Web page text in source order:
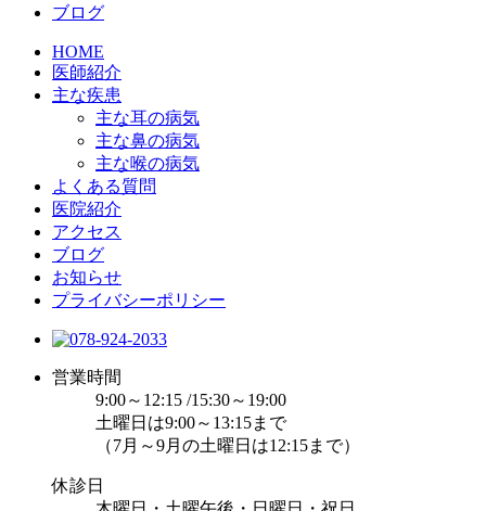
ブログ
HOME
医師紹介
主な疾患
主な耳の病気
主な鼻の病気
主な喉の病気
よくある質問
医院紹介
アクセス
ブログ
お知らせ
プライバシーポリシー
営業時間
9:00～12:15 /15:30～19:00
土曜日は9:00～13:15まで
（7月～9月の土曜日は12:15まで）
休診日